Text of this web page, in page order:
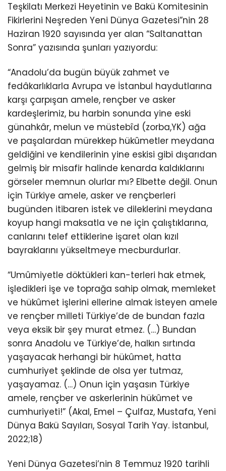
Teşkilatı Merkezi Heyetinin ve Bakü Komitesinin
Fikirlerini Neşreden Yeni Dünya Gazetesi”nin 28
Haziran 1920 sayısında yer alan “Saltanattan
Sonra” yazısında şunları yazıyordu:
“Anadolu’da bugün büyük zahmet ve
fedâkarlıklarla Avrupa ve İstanbul haydutlarına
karşı çarpışan amele, rençber ve asker
kardeşlerimiz, bu harbin sonunda yine eski
günahkâr, melun ve müstebîd (zorba,YK) ağa
ve paşalardan mürekkep hükûmetler meydana
geldiğini ve kendilerinin yine eskisi gibi dışarıdan
gelmiş bir misafir halinde kenarda kaldıklarını
görseler memnun olurlar mı? Elbette değil. Onun
için Türkiye amele, asker ve rençberleri
bugünden itibaren istek ve dileklerini meydana
koyup hangi maksatla ve ne için çalıştıklarına,
canlarını telef ettiklerine işaret olan kızıl
bayraklarını yükseltmeye mecburdurlar.
“Umûmiyetle döktükleri kan-terleri hak etmek,
işledikleri işe ve toprağa sahip olmak, memleket
ve hükûmet işlerini ellerine almak isteyen amele
ve rençber milleti Türkiye’de de bundan fazla
veya eksik bir şey murat etmez. (…) Bundan
sonra Anadolu ve Türkiye’de, halkın sırtında
yaşayacak herhangi bir hükûmet, hatta
cumhuriyet şeklinde de olsa yer tutmaz,
yaşayamaz. (…) Onun için yaşasın Türkiye
amele, rençber ve askerlerinin hükûmet ve
cumhuriyeti!” (Akal, Emel – Çulfaz, Mustafa, Yeni
Dünya Bakü Sayıları, Sosyal Tarih Yay. İstanbul,
2022;18)
Yeni Dünya Gazetesi’nin 8 Temmuz 1920 tarihli